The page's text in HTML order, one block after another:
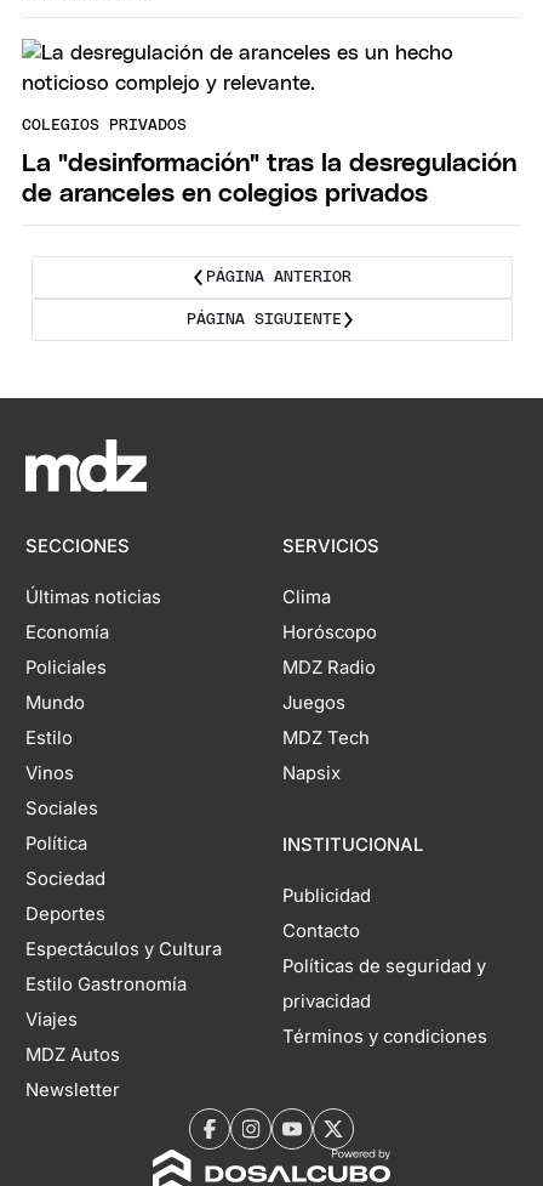
COLEGIOS PRIVADOS
La "desinformación" tras la desregulación
de aranceles en colegios privados
PÁGINA ANTERIOR
PÁGINA SIGUIENTE
SECCIONES
Últimas noticias
Economía
Policiales
Mundo
Estilo
Vinos
Sociales
Política
Sociedad
Deportes
Espectáculos y Cultura
Estilo Gastronomía
Viajes
MDZ Autos
Newsletter
SERVICIOS
Clima
Horóscopo
MDZ Radio
Juegos
MDZ Tech
Napsix
INSTITUCIONAL
Publicidad
Contacto
Políticas de seguridad y
privacidad
Términos y condiciones